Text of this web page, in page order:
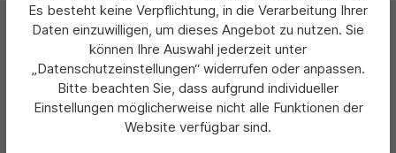
Newsletter
Abonnieren Sie jetzt einfach unseren regelmäßig
erscheinenden Newsletter und Sie werden stets als Erster
über neue Produkte und Angebote informiert.
Zur Newsletter Anmeldung
Es besteht keine Verpflichtung, in die Verarbeitung Ihrer
Daten einzuwilligen, um dieses Angebot zu nutzen. Sie
können Ihre Auswahl jederzeit unter
„Datenschutzeinstellungen“ widerrufen oder anpassen.
Bitte beachten Sie, dass aufgrund individueller
Einstellungen möglicherweise nicht alle Funktionen der
Website verfügbar sind.